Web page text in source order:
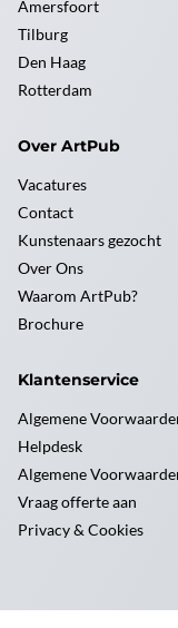
Amersfoort
Tilburg
Den Haag
Rotterdam
Over ArtPub
Vacatures
Contact
Kunstenaars gezocht
Over Ons
Waarom ArtPub?
Brochure
Klantenservice
Algemene
Helpdesk
Algemene
Vraag offerte aan
Privacy & Cookies